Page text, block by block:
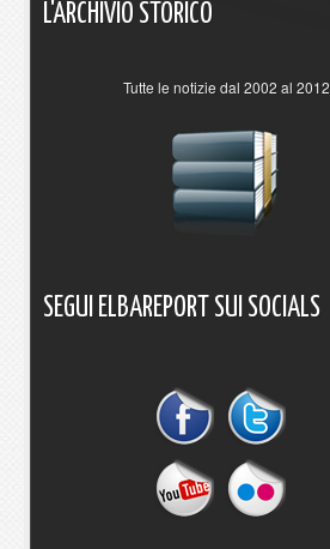
L'ARCHIVIO STORICO
Tutte le notizie dal 2002 al 2012
SEGUI ELBAREPORT SUI SOCIALS